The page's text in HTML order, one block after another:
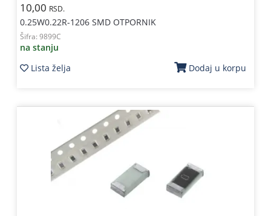
10,00 RSD.
0.25W0.22R-1206 SMD OTPORNIK
Šifra: 9899C
na stanju
Lista želja
Dodaj u korpu